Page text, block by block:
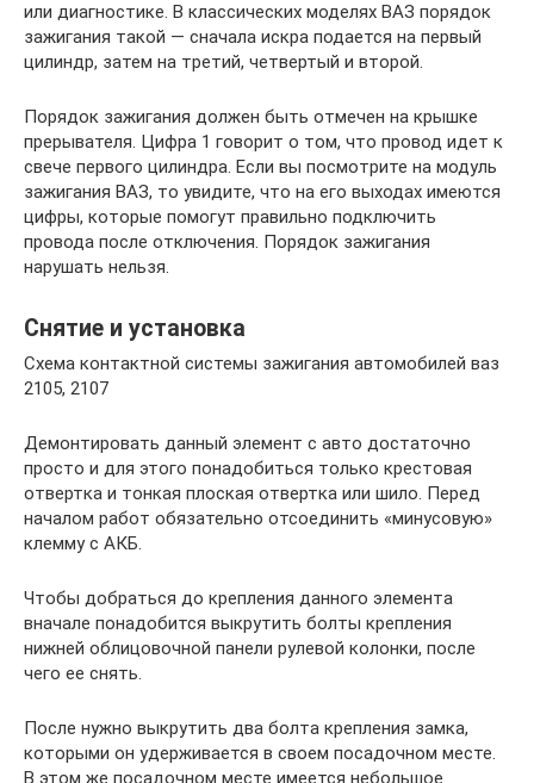
или диагностике. В классических моделях ВАЗ порядок
зажигания такой — сначала искра подается на первый
цилиндр, затем на третий, четвертый и второй.
Порядок зажигания должен быть отмечен на крышке
прерывателя. Цифра 1 говорит о том, что провод идет к
свече первого цилиндра. Если вы посмотрите на модуль
зажигания ВАЗ, то увидите, что на его выходах имеются
цифры, которые помогут правильно подключить
провода после отключения. Порядок зажигания
нарушать нельзя.
Снятие и установка
Схема контактной системы зажигания автомобилей ваз
2105, 2107
Демонтировать данный элемент с авто достаточно
просто и для этого понадобиться только крестовая
отвертка и тонкая плоская отвертка или шило. Перед
началом работ обязательно отсоединить «минусовую»
клемму с АКБ.
Чтобы добраться до крепления данного элемента
вначале понадобится выкрутить болты крепления
нижней облицовочной панели рулевой колонки, после
чего ее снять.
После нужно выкрутить два болта крепления замка,
которыми он удерживается в своем посадочном месте.
В этом же посадочном месте имеется небольшое